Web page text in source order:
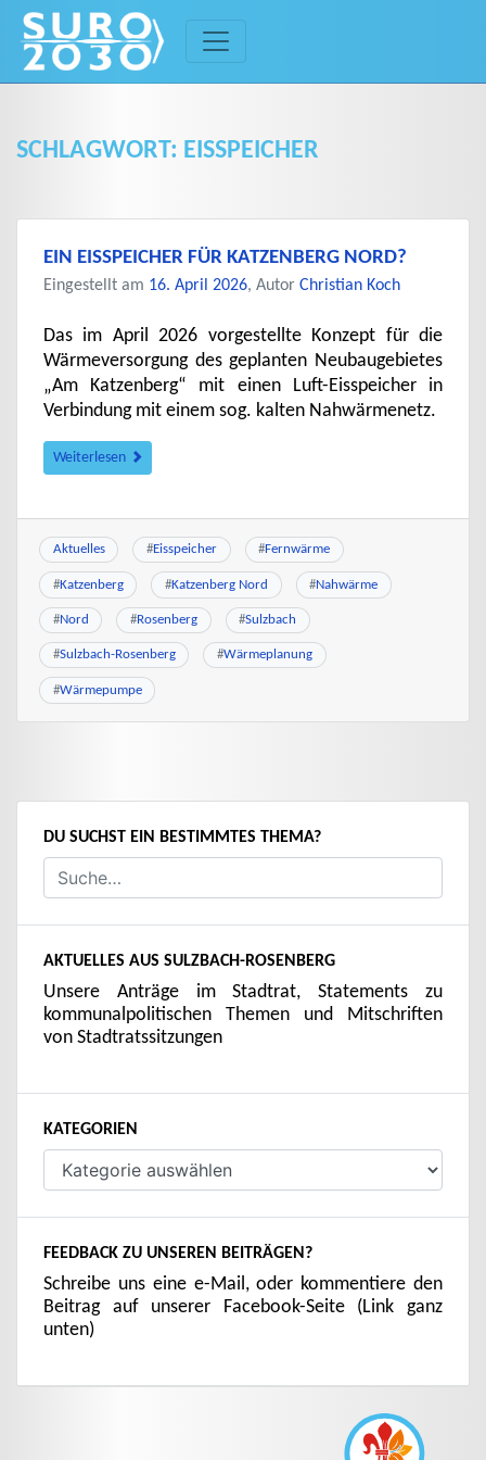
content
SCHLAGWORT: EISSPEICHER
EIN EISSPEICHER FÜR KATZENBERG NORD?
Eingestellt am 16. April 2026, Autor Christian Koch
Das im April 2026 vorgestellte Konzept für die
Wärmeversorgung des geplanten Neubaugebietes
„Am Katzenberg“ mit einen Luft-Eisspeicher in
Verbindung mit einem sog. kalten Nahwärmenetz.
Weiterlesen
Aktuelles #Eisspeicher #Fernwärme
#Katzenberg #Katzenberg Nord #Nahwärme
#Nord #Rosenberg #Sulzbach
#Sulzbach-Rosenberg #Wärmeplanung
#Wärmepumpe
DU SUCHST EIN BESTIMMTES THEMA?
AKTUELLES AUS SULZBACH-ROSENBERG
Unsere Anträge im Stadtrat, Statements zu
kommunalpolitischen Themen und Mitschriften
von Stadtratssitzungen
KATEGORIEN
FEEDBACK ZU UNSEREN BEITRÄGEN?
Schreibe uns eine e-Mail, oder kommentiere den
Beitrag auf unserer Facebook-Seite (Link ganz
unten)